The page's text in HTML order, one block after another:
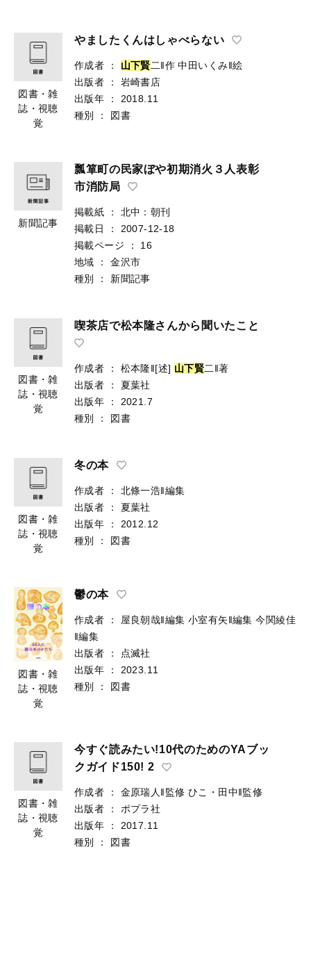
図書・雑
誌・視聴
覚
やましたくんはしゃべらない
作成者 ： 山下賢二‖作 中田いくみ‖絵
出版者
：
岩崎書店
出版年
：
2018.11
種別
： 図書
新聞記事
瓢箪町の民家ぼや初期消火３人表彰
市消防局
掲載紙 ：
北中：朝刊
掲載日
：
2007-12-18
掲載ページ
：
16
地域
：
金沢市
種別
： 新聞記事
図書・雑
誌・視聴
覚
喫茶店で松本隆さんから聞いたこと
作成者 ： 松本隆‖[述] 山下賢二‖著
出版者
：
夏葉社
出版年
：
2021.7
種別
： 図書
図書・雑
誌・視聴
覚
冬の本
作成者 ：
北條一浩‖編集
出版者
：
夏葉社
出版年
：
2012.12
種別
： 図書
図書・雑
誌・視聴
覚
鬱の本
作成者 ： 屋良朝哉‖編集 小室有矢‖編集 今関綾佳
‖編集
出版者
：
点滅社
出版年
：
2023.11
種別
： 図書
図書・雑
誌・視聴
覚
今すぐ読みたい!10代のためのYAブッ
クガイド150! 2
作成者 ： 金原瑞人‖監修 ひこ・田中‖監修
出版者
：
ポプラ社
出版年
：
2017.11
種別
： 図書